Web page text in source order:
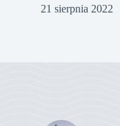
21 sierpnia 2022